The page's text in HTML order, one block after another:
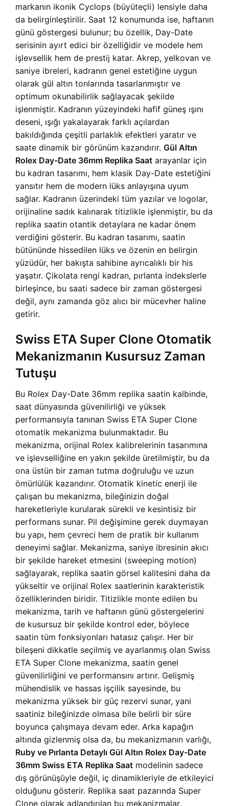
markanın ikonik Cyclops (büyüteçli) lensiyle daha
da belirginleştirilir. Saat 12 konumunda ise, haftanın
günü göstergesi bulunur; bu özellik, Day-Date
serisinin ayırt edici bir özelliğidir ve modele hem
işlevsellik hem de prestij katar. Akrep, yelkovan ve
saniye ibreleri, kadranın genel estetiğine uygun
olarak gül altın tonlarında tasarlanmıştır ve
optimum okunabilirlik sağlayacak şekilde
işlenmiştir. Kadranın yüzeyindeki hafif güneş ışını
deseni, ışığı yakalayarak farklı açılardan
bakıldığında çeşitli parlaklık efektleri yaratır ve
saate dinamik bir görünüm kazandırır. Gül Altın
Rolex Day-Date 36mm Replika Saat arayanlar için
bu kadran tasarımı, hem klasik Day-Date estetiğini
yansıtır hem de modern lüks anlayışına uyum
sağlar. Kadranın üzerindeki tüm yazılar ve logolar,
orijinaline sadık kalınarak titizlikle işlenmiştir, bu da
replika saatin otantik detaylara ne kadar önem
verdiğini gösterir. Bu kadran tasarımı, saatin
bütününde hissedilen lüks ve özenin en belirgin
yüzüdür, her bakışta sahibine ayrıcalıklı bir his
yaşatır. Çikolata rengi kadran, pırlanta indekslerle
birleşince, bu saati sadece bir zaman göstergesi
değil, aynı zamanda göz alıcı bir mücevher haline
getirir.
Swiss ETA Super Clone Otomatik
Mekanizmanın Kusursuz Zaman
Tutuşu
Bu Rolex Day-Date 36mm replika saatin kalbinde,
saat dünyasında güvenilirliği ve yüksek
performansıyla tanınan Swiss ETA Super Clone
otomatik mekanizma bulunmaktadır. Bu
mekanizma, orijinal Rolex kalibrelerinin tasarımına
ve işlevselliğine en yakın şekilde üretilmiştir, bu da
ona üstün bir zaman tutma doğruluğu ve uzun
ömürlülük kazandırır. Otomatik kinetic enerji ile
çalışan bu mekanizma, bileğinizin doğal
hareketleriyle kurularak sürekli ve kesintisiz bir
performans sunar. Pil değişimine gerek duymayan
bu yapı, hem çevreci hem de pratik bir kullanım
deneyimi sağlar. Mekanizma, saniye ibresinin akıcı
bir şekilde hareket etmesini (sweeping motion)
sağlayarak, replika saatin görsel kalitesini daha da
yükseltir ve orijinal Rolex saatlerinin karakteristik
özelliklerinden biridir. Titizlikle monte edilen bu
mekanizma, tarih ve haftanın günü göstergelerini
de kusursuz bir şekilde kontrol eder, böylece
saatin tüm fonksiyonları hatasız çalışır. Her bir
bileşeni dikkatle seçilmiş ve ayarlanmış olan Swiss
ETA Super Clone mekanizma, saatin genel
güvenilirliğini ve performansını artırır. Gelişmiş
mühendislik ve hassas işçilik sayesinde, bu
mekanizma yüksek bir güç rezervi sunar, yani
saatiniz bileğinizde olmasa bile belirli bir süre
boyunca çalışmaya devam eder. Arka kapağın
altında gizlenmiş olsa da, bu mekanizmanın varlığı,
Ruby ve Pırlanta Detaylı Gül Altın Rolex Day-Date
36mm Swiss ETA Replika Saat modelinin sadece
dış görünüşüyle değil, iç dinamikleriyle de etkileyici
olduğunu gösterir. Replika saat pazarında Super
Clone olarak adlandırılan bu mekanizmalar,